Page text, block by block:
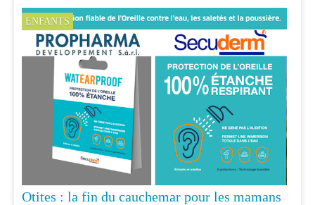
ENFANTS
Otites : la fin du cauchemar pour les mamans